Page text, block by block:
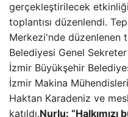
gerçekleştirilecek
toplantısı düzenlendi.
Merkezi'nde düzenlenen
Belediyesi Genel Sekreter
İzmir Büyükşehir
İzmir Makina
Haktan Karadeniz ve
katıldı.Nurlu: